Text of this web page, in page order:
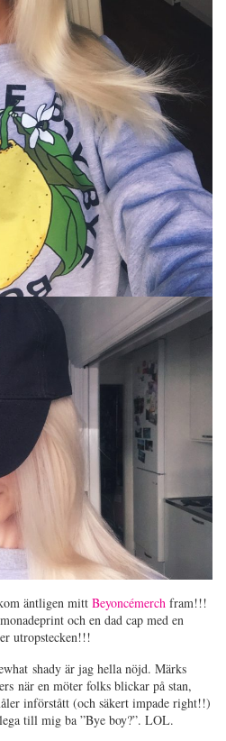
äntligen mitt Beyoncémerch fram!!!
och en dad cap med en
utropstecken!!!
shady är jag hella nöjd. Märks
när en möter folks blickar på stan,
införstått (och säkert impade right!!)
till mig ba ”Bye boy?”. LOL.